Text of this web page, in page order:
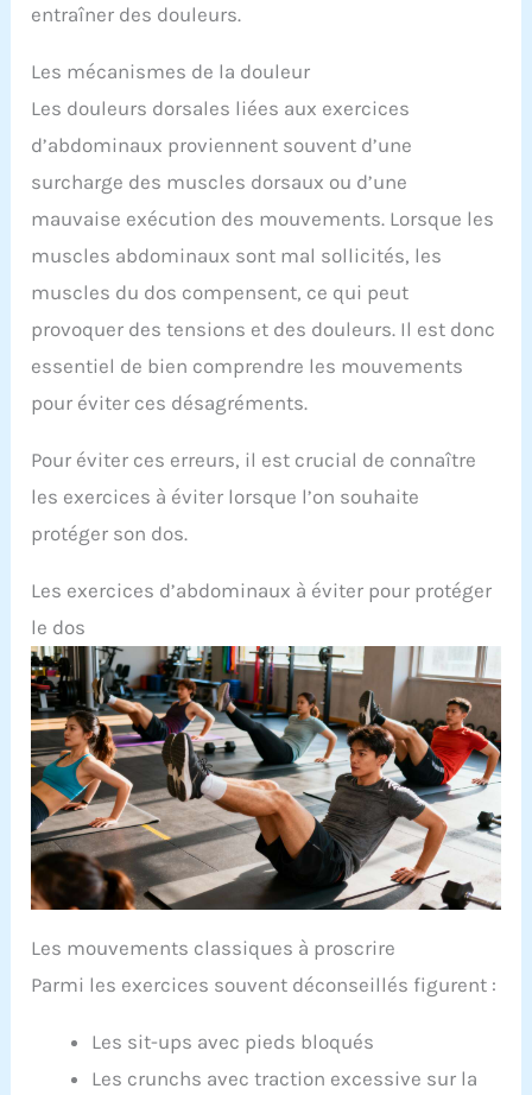
entraîner des douleurs.
Les mécanismes de la douleur
Les douleurs dorsales liées aux exercices
d’abdominaux proviennent souvent d’une
surcharge des muscles dorsaux ou d’une
mauvaise exécution des mouvements. Lorsque les
muscles abdominaux sont mal sollicités, les
muscles du dos compensent, ce qui peut
provoquer des tensions et des douleurs. Il est donc
essentiel de bien comprendre les mouvements
pour éviter ces désagréments.
Pour éviter ces erreurs, il est crucial de connaître
les exercices à éviter lorsque l’on souhaite
protéger son dos.
Les exercices d’abdominaux à éviter pour protéger
le dos
Les mouvements classiques à proscrire
Parmi les exercices souvent déconseillés figurent :
Les sit-ups avec pieds bloqués
Les crunchs avec traction excessive sur la